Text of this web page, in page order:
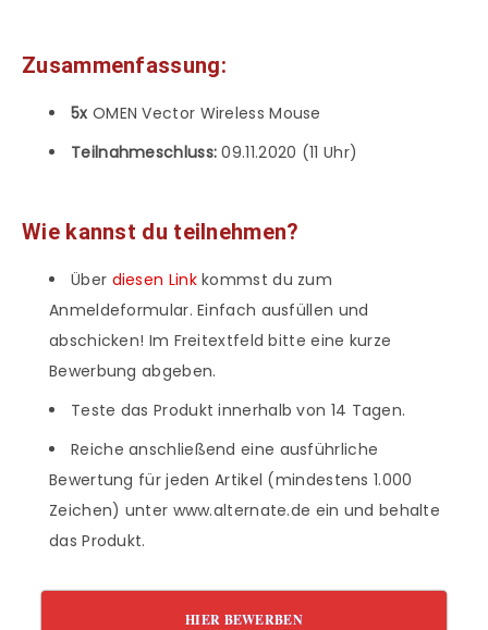
Zusammenfassung:
5x OMEN Vector Wireless Mouse
Teilnahmeschluss:09.11.2020 (11 Uhr)
Wie kannst du teilnehmen?
Über diesen Linkkommst du zum
Anmeldeformular. Einfach ausfüllen und
abschicken! Im Freitextfeld bitte eine kurze
Bewerbung abgeben.
Teste das Produkt innerhalb von 14 Tagen.
Reiche anschließend eine ausführliche
Bewertung für jeden Artikel (mindestens 1.000
Zeichen) unter www.alternate.de ein und behalte
das Produkt.
HIER BEWERBEN